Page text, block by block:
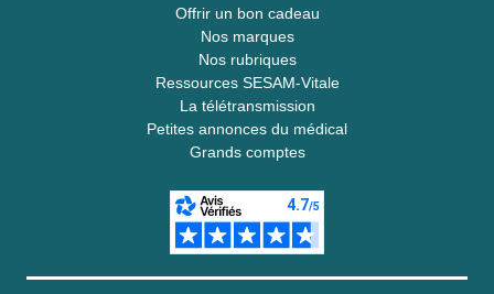
Offrir un bon cadeau
Nos marques
Nos rubriques
Ressources SESAM-Vitale
La télétransmission
Petites annonces du médical
Grands comptes